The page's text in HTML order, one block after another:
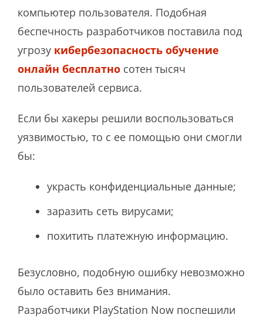
компьютер пользователя. Подобная
беспечность разработчиков поставила под
угрозу кибербезопасность обучение
онлайн бесплатно сотен тысяч
пользователей сервиса.
Если бы хакеры решили воспользоваться
уязвимостью, то с ее помощью они смогли
бы:
украсть конфиденциальные данные;
заразить сеть вирусами;
похитить платежную информацию.
Безусловно, подобную ошибку невозможно
было оставить без внимания.
Разработчики PlayStation Now поспешили